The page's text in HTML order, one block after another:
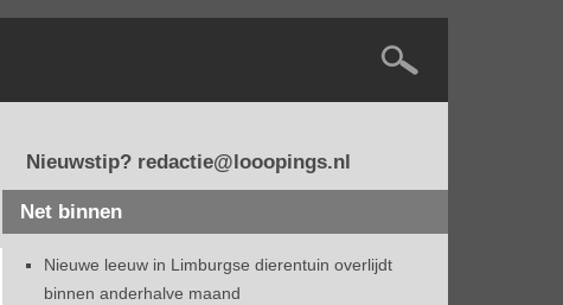
Nieuwstip? redactie@looopings.nl
Net binnen
Nieuwe leeuw in Limburgse dierentuin overlijdt
binnen anderhalve maand